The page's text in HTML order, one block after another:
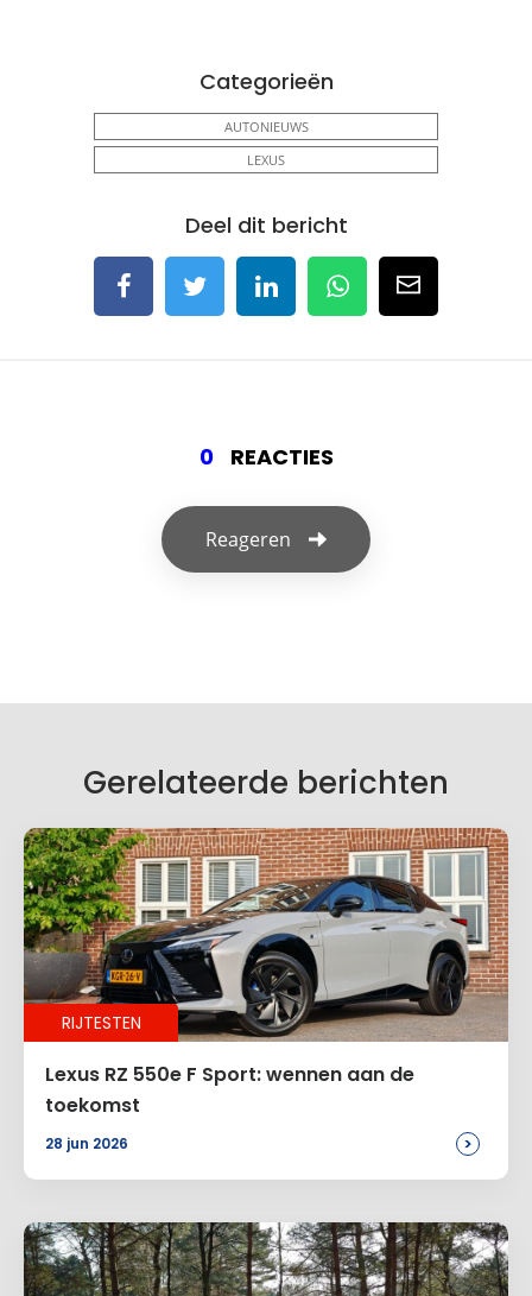
Categorieën
AUTONIEUWS
LEXUS
Deel dit bericht
0 REACTIES
Reageren
Je e-mailadres wordt niet gepubliceerd.
Naam*
E-mail *
Site
Gerelateerde berichten
RIJTESTEN
Lexus RZ 550e F Sport: wennen aan de
toekomst
28 jun 2026 >